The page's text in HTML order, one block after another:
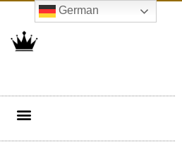
German